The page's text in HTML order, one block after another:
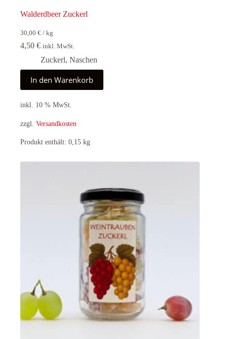
Walderdbeer Zuckerl
30,00 € / kg
4,50 € inkl. MwSt.
Zuckerl, Naschen
In den Warenkorb
inkl. 10 % MwSt.
zzgl. Versandkosten
Produkt enthält: 0,15 kg